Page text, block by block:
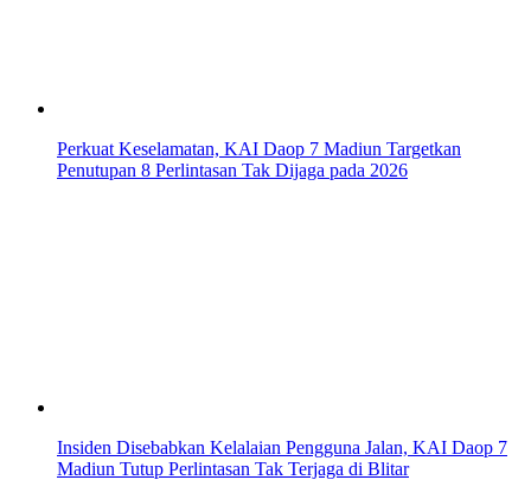
Perkuat Keselamatan, KAI Daop 7 Madiun Targetkan
Penutupan 8 Perlintasan Tak Dijaga pada 2026
Insiden Disebabkan Kelalaian Pengguna Jalan, KAI Daop 7
Madiun Tutup Perlintasan Tak Terjaga di Blitar